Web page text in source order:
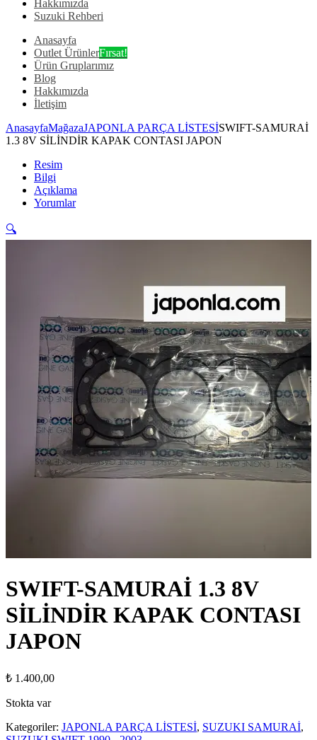
Hakkımızda
Suzuki Rehberi
Anasayfa
Outlet ÜrünlerFırsat!
Ürün Gruplarımız
Blog
Hakkımızda
İletişim
AnasayfaMağazaJAPONLA PARÇA LİSTESİSWIFT-SAMURAİ
1.3 8V SİLİNDİR KAPAK CONTASI JAPON
Resim
Bilgi
Açıklama
Yorumlar
🔍
SWIFT-SAMURAİ 1.3 8V
SİLİNDİR KAPAK CONTASI
JAPON
₺ 1.400,00
Stokta var
Kategoriler: JAPONLA PARÇA LİSTESİ, SUZUKI SAMURAİ,